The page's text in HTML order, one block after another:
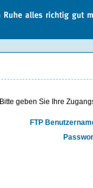
Bitte geben Sie Ihre
FTP